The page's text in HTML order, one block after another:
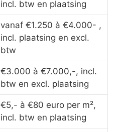
incl. btw en plaatsing
vanaf €1.250 à €4.000- ,
incl. plaatsing en excl.
btw
€3.000 à €7.000,-, incl.
btw en excl. plaatsing
€5,- à €80 euro per m²,
incl. btw en plaatsing